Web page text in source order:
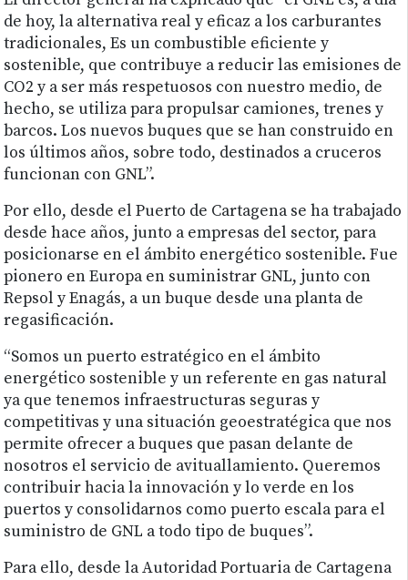
de hoy, la alternativa real y eficaz a los carburantes
tradicionales, Es un combustible eficiente y
sostenible, que contribuye a reducir las emisiones de
CO2 y a ser más respetuosos con nuestro medio, de
hecho, se utiliza para propulsar camiones, trenes y
barcos. Los nuevos buques que se han construido en
los últimos años, sobre todo, destinados a cruceros
funcionan con GNL”.
Por ello, desde el Puerto de Cartagena se ha trabajado
desde hace años, junto a empresas del sector, para
posicionarse en el ámbito energético sostenible. Fue
pionero en Europa en suministrar GNL, junto con
Repsol y Enagás, a un buque desde una planta de
regasificación.
“Somos un puerto estratégico en el ámbito
energético sostenible y un referente en gas natural
ya que tenemos infraestructuras seguras y
competitivas y una situación geoestratégica que nos
permite ofrecer a buques que pasan delante de
nosotros el servicio de avituallamiento. Queremos
contribuir hacia la innovación y lo verde en los
puertos y consolidarnos como puerto escala para el
suministro de GNL a todo tipo de buques”.
Para ello, desde la Autoridad Portuaria de Cartagena